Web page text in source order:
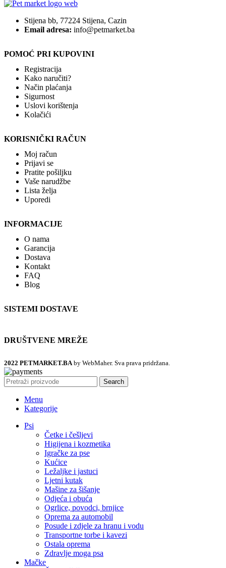
Stijena bb, 77224 Stijena, Cazin
Email adresa: info@petmarket.ba
POMOĆ PRI KUPOVINI
Registracija
Kako naručiti?
Način plaćanja
Sigurnost
Uslovi korištenja
Kolačići
KORISNIČKI RAČUN
Moj račun
Prijavi se
Pratite pošiljku
Vaše narudžbe
Lista želja
Uporedi
INFORMACIJE
O nama
Garancija
Dostava
Kontakt
FAQ
Blog
SISTEMI DOSTAVE
DRUŠTVENE MREŽE
2022 PETMARKET.BAby WebMaher. Sva prava pridržana.
Search
Menu
Kategorije
Psi
Četke i češljevi
Higijena i kozmetika
Igračke za pse
Kućice
Ležaljke i jastuci
Ljetni kutak
Mašine za šišanje
Odjeća i obuća
Ogrlice, povodci, brnjice
Oprema za automobil
Posude i zdjele za hranu i vodu
Transportne torbe i kavezi
Ostala oprema
Zdravlje moga psa
Mačke